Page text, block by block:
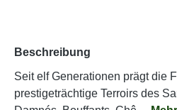
Beschreibung
Seit elf Generationen prägt die
prestigeträchtige Terroirs des